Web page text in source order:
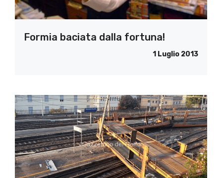
Formia baciata dalla fortuna!
1 Luglio 2013